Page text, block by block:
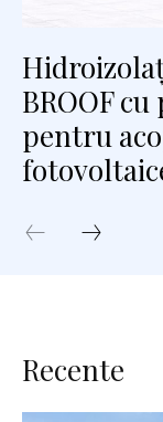
BROOF
pentru
Recente